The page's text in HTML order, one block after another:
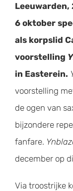
Leeuwarden,
6 oktober
als korpslid
voorstelling
in Easterein.
voorstelling
de ogen van
bijzondere
fanfare.
december op
Via troostrijke